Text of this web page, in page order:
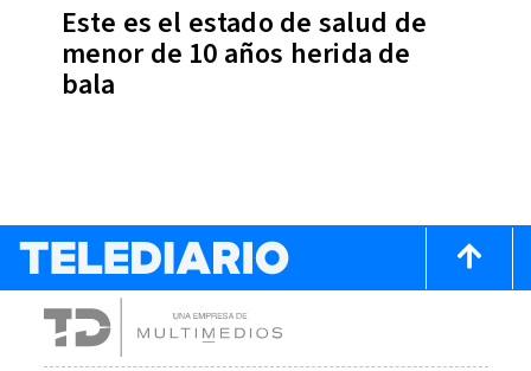
Este es el estado de salud de
menor de 10 años herida de
bala